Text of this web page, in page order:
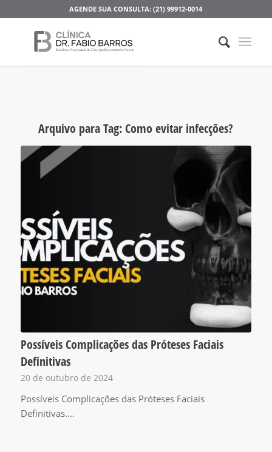
AGENDE SUA CONSULTA: (21) 99912-0014
Arquivo para Tag:Como evitar infecções?
Possíveis Complicações das Próteses Faciais
Definitivas
20 de outubro de 2024
Possíveis Complicações das Próteses Faciais
Definitivas.…